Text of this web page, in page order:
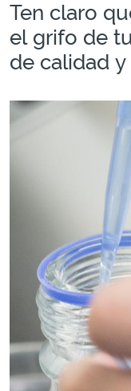
Ten claro
el grifo de
de calidad